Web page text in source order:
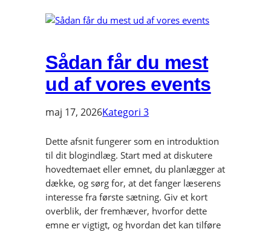
Sådan får du mest
ud af vores events
maj 17, 2026Kategori 3
Dette afsnit fungerer som en introduktion
til dit blogindlæg. Start med at diskutere
hovedtemaet eller emnet, du planlægger at
dække, og sørg for, at det fanger læserens
interesse fra første sætning. Giv et kort
overblik, der fremhæver, hvorfor dette
emne er vigtigt, og hvordan det kan tilføre